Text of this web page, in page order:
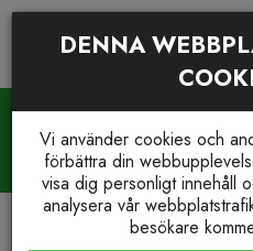
WE STOCK
Reservdelar och
ENGINES 249
DENNA
Vi använder cookies och
förbättra din
visa dig personligt innehåll
analysera vår
besökare